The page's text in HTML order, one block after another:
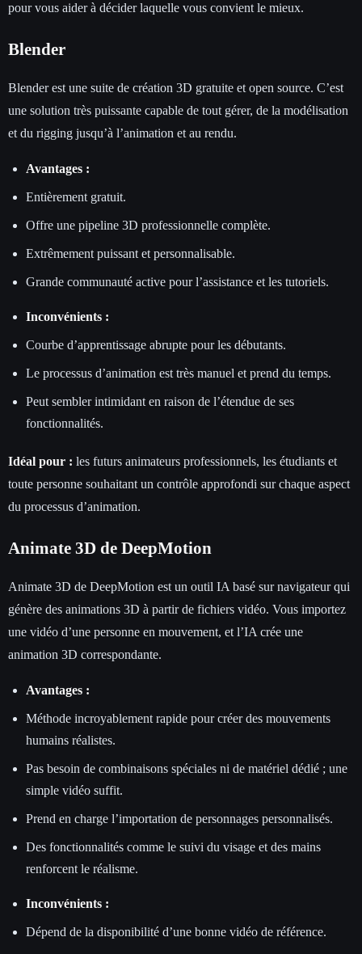
pour vous aider à décider laquelle vous convient le mieux.
Blender
Blender est une suite de création 3D gratuite et open source. C’est
une solution très puissante capable de tout gérer, de la modélisation
et du rigging jusqu’à l’animation et au rendu.
Avantages :
Entièrement gratuit.
Offre une pipeline 3D professionnelle complète.
Extrêmement puissant et personnalisable.
Grande communauté active pour l’assistance et les tutoriels.
Inconvénients :
Courbe d’apprentissage abrupte pour les débutants.
Le processus d’animation est très manuel et prend du temps.
Peut sembler intimidant en raison de l’étendue de ses
fonctionnalités.
Idéal pour : les futurs animateurs professionnels, les étudiants et
toute personne souhaitant un contrôle approfondi sur chaque aspect
du processus d’animation.
Animate 3D de DeepMotion
Animate 3D de DeepMotion est un outil IA basé sur navigateur qui
génère des animations 3D à partir de fichiers vidéo. Vous importez
une vidéo d’une personne en mouvement, et l’IA crée une
animation 3D correspondante.
Avantages :
Méthode incroyablement rapide pour créer des mouvements
humains réalistes.
Pas besoin de combinaisons spéciales ni de matériel dédié ; une
simple vidéo suffit.
Prend en charge l’importation de personnages personnalisés.
Des fonctionnalités comme le suivi du visage et des mains
renforcent le réalisme.
Inconvénients :
Dépend de la disponibilité d’une bonne vidéo de référence.